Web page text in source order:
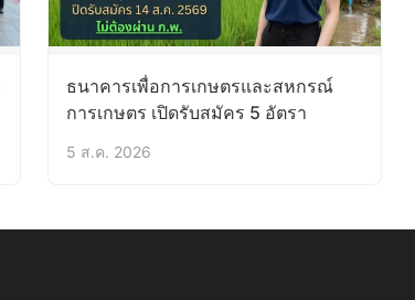
ธนาคารเพื่อการเกษตรและสหกรณ์
การเกษตร เปิดรับสมัคร 5 อัตรา
5 ส.ค. 2026